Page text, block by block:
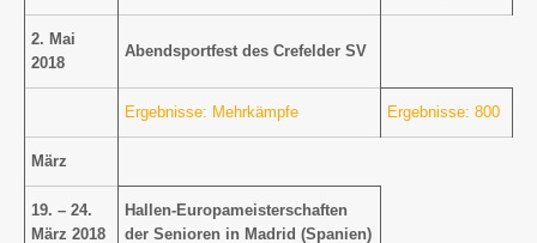
2. Mai
2018
Abendsportfest des Crefelder SV
Ergebnisse: Mehrkämpfe Ergebnisse: 800
März
19. – 24.
März 2018
Hallen-Europameisterschaften
der Senioren in Madrid (Spanien)